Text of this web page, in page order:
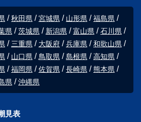
秋田県 宮城県 山形県
福島県
県 茨城県 新潟県 富山県
石川県
三重県 大阪府 兵庫県
和歌山県
山口県 鳥取県 島根県
高知県
福岡県 佐賀県 長崎県
熊本県
県 沖縄県
見表